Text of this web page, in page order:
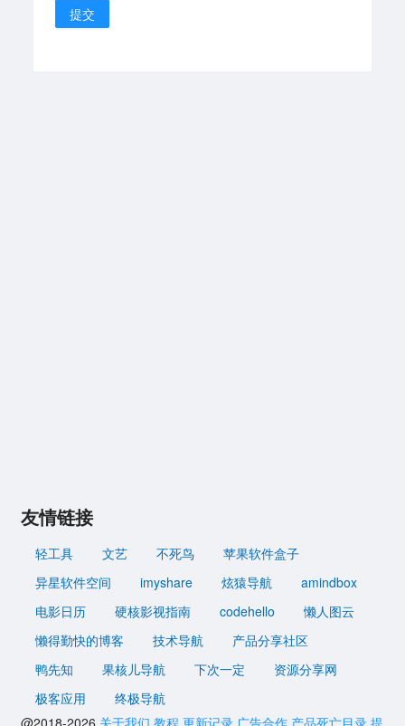
提交
友情链接
轻工具 文艺 不死鸟
苹果软件盒子
异星软件空间
imyshare 炫猿导航
amindbox
电影日历
硬核影视指南 codehello
懒人图云
懒得勤快的博客
技术导航
产品分享社区
鸭先知
果核儿导航 下次一定
资源分享网
极客应用
终极导航